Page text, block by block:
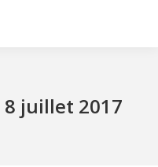
8 juillet 2017